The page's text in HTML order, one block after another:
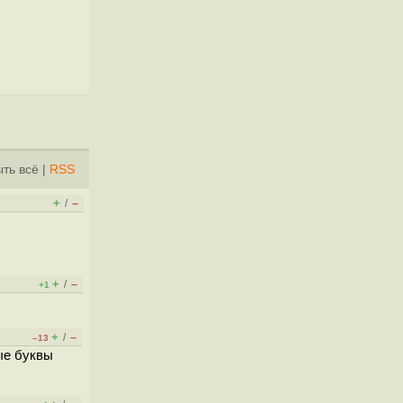
всё RSS
+ / –
+1 + / –
–13 + / –
буквы